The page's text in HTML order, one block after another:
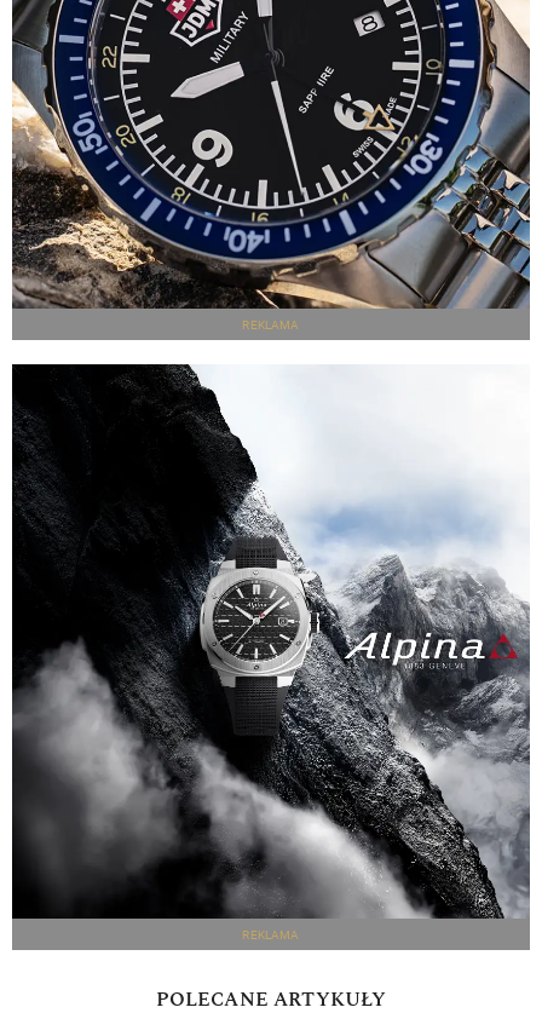
REKLAMA
REKLAMA
POLECANE ARTYKUŁY